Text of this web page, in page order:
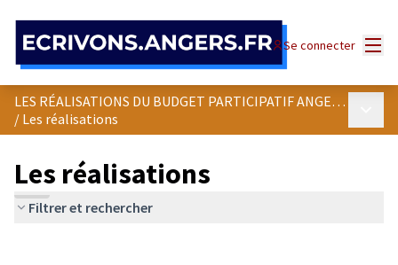
Se connecter
LES RÉALISATIONS DU BUDGET PARTICIPATIF ANGEVIN
/ Les réalisations
Les réalisations
Filtrer et rechercher